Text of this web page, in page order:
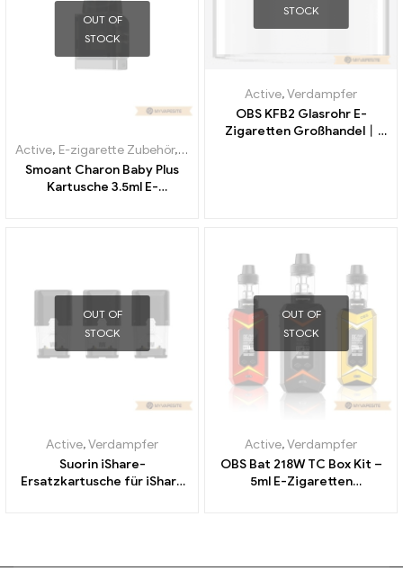
OUT OF
STOCK
Active, E-zigarette Zubehör, Verdampfer
Smoant Charon Baby Plus
Kartusche 3.5ml E-
STOCK
Active,Verdampfer
OBS KFB2 Glasrohr E-
Zigaretten Großhandel丨
OUT OF
STOCK
Active,Verdampfer
Suorin iShare-
Ersatzkartusche für iShare
OUT OF
STOCK
Active,Verdampfer
OBS Bat 218W TC Box Kit –
5ml E-Zigaretten